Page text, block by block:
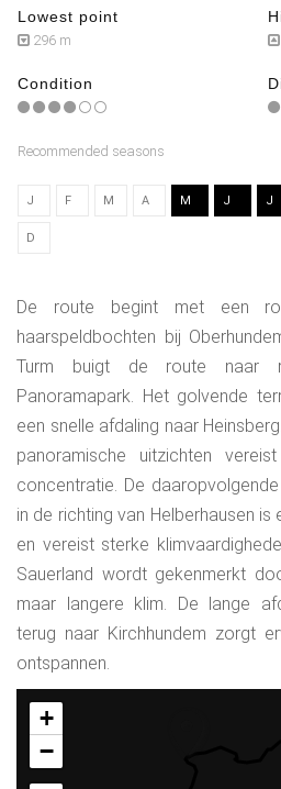
Lowest point
296 m
Condition
Recommended seasons
J F M A M J J
D
De route begint met een
haarspeldbochten bij
Turm buigt de route naar
Panoramapark. Het golvende
een snelle afdaling naar
panoramische uitzichten
concentratie. De
in de richting van Helberhausen is
en vereist sterke
Sauerland wordt gekenmerkt
maar langere klim. De lange
terug naar Kirchhundem zorgt
ontspannen.
+
−